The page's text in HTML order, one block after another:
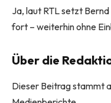
Ja, laut RTL setzt
fort – weiterhin ohne
Über die
Dieser Beitrag stammt